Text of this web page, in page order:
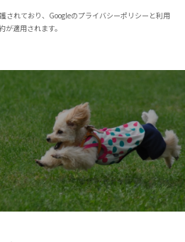
されており、Googleのプライバシーポリシーと利用
が適用されます。